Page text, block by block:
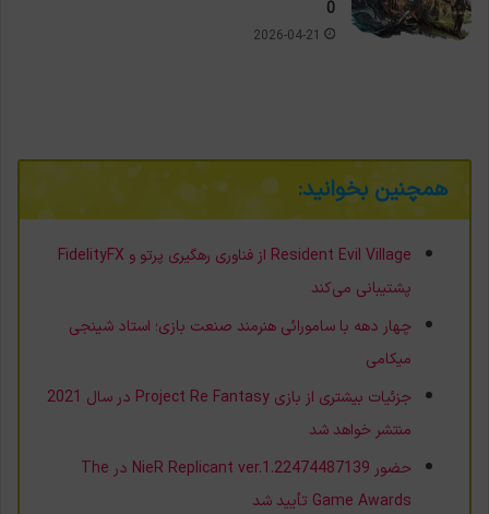
0
2026-04-21
همچنین بخوانید:
Resident Evil Village از فناوری رهگیری پرتو و FidelityFX
پشتیبانی می‌کند
چهار دهه با سامورائی هنرمند صنعت بازی؛ استاد شینجی
میکامی
جزئیات بیشتری از بازی Project Re Fantasy در سال 2021
منتشر خواهد شد
حضور NieR Replicant ver.1.22474487139 در The
Game Awards تأیید شد